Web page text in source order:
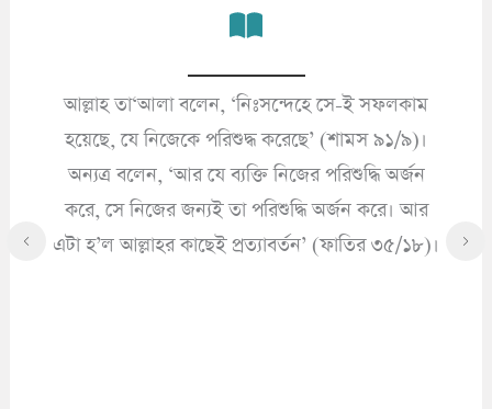
আল্লাহ তা‘আলা বলেন, ‘নিঃসন্দেহে সে-ই সফলকাম
হয়েছে, যে নিজেকে পরিশুদ্ধ করেছে’ (শামস ৯১/৯)।
অন্যত্র বলেন, ‘আর যে ব্যক্তি নিজের পরিশুদ্ধি অর্জন
করে, সে নিজের জন্যই তা পরিশুদ্ধি অর্জন করে। আর
এটা হ’ল আল্লাহর কাছেই প্রত্যাবর্তন’ (ফাতির ৩৫/১৮)।